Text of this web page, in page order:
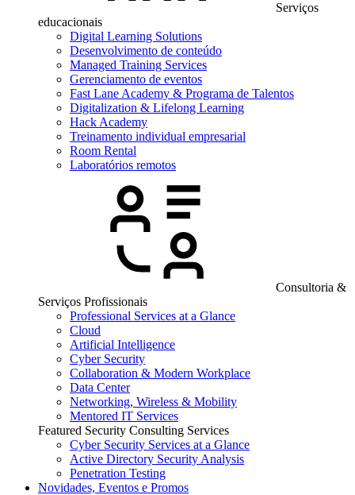
Serviços
educacionais
Digital Learning Solutions
Desenvolvimento de conteúdo
Managed Training Services
Gerenciamento de eventos
Fast Lane Academy & Programa de Talentos
Digitalization & Lifelong Learning
Hack Academy
Treinamento individual empresarial
Room Rental
Laboratórios remotos
Consultoria &
Serviços Profissionais
Professional Services at a Glance
Cloud
Artificial Intelligence
Cyber Security
Collaboration & Modern Workplace
Data Center
Networking, Wireless & Mobility
Mentored IT Services
Featured Security Consulting Services
Cyber Security Services at a Glance
Active Directory Security Analysis
Penetration Testing
Novidades, Eventos e Promos